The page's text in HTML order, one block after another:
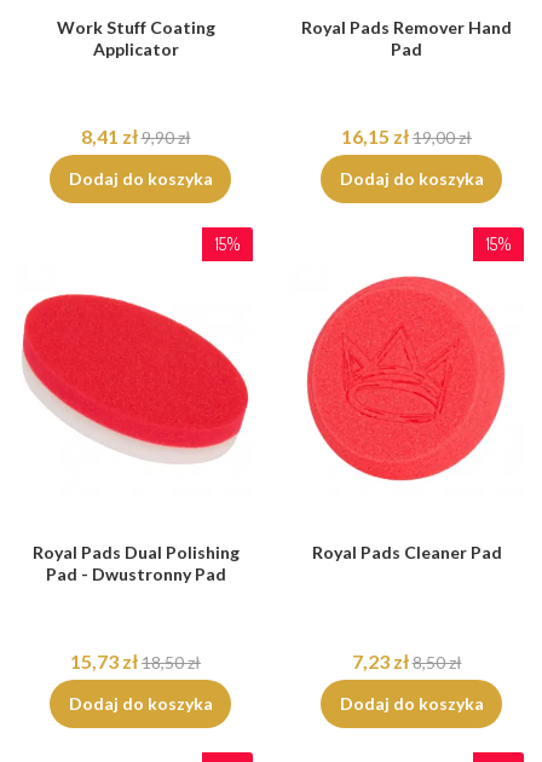
Work Stuff Coating
Applicator
8,41 zł9,90 zł
Dodaj do koszyka
Royal Pads Remover Hand
Pad
16,15 zł19,00 zł
Dodaj do koszyka
15%
Royal Pads Dual Polishing
Pad - Dwustronny Pad
15,73 zł18,50 zł
Dodaj do koszyka
15%
Royal Pads Cleaner Pad
7,23 zł8,50 zł
Dodaj do koszyka